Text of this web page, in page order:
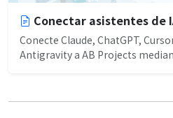
Conectar asistentes de
Conecte Claude, ChatGPT,
Antigravity a AB Projects